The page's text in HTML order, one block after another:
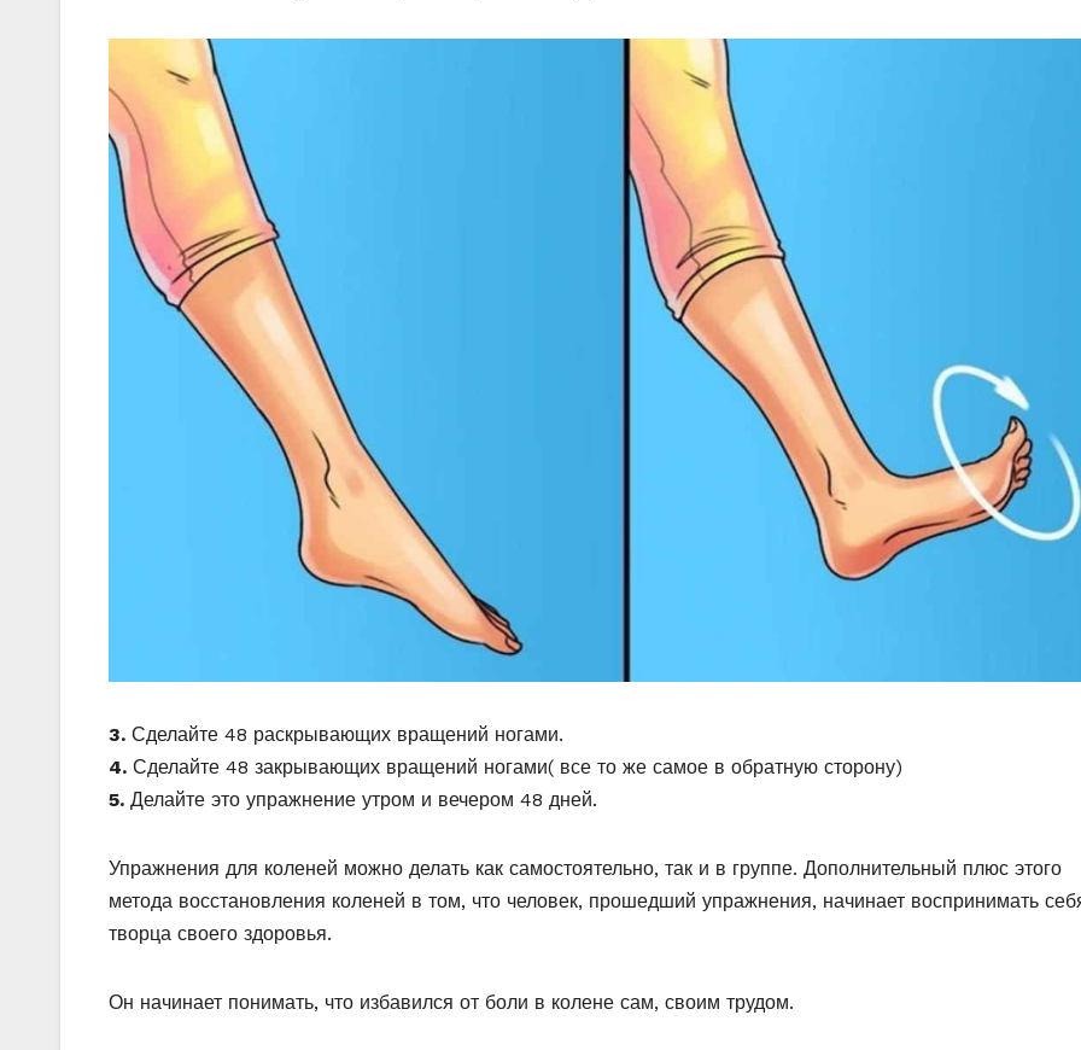
3. Сделайте 48 раскрывающих вращений ногами.
4. Сделайте 48 закрывающих вращений ногами( все то же самое в обратную сторону)
5. Делайте это упражнение утром и вечером 48 дней.
Упражнения для коленей можно делать как самостоятельно, так и в группе. Дополнительный плюс этого
метода восстановления коленей в том, что человек, прошедший упражнения, начинает воспринимать
творца своего здоровья.
Он начинает понимать, что избавился от боли в колене сам, своим трудом.